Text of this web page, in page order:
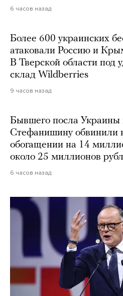
6 часов назад
Более 600 украинских
атаковали Россию и
В Тверской области под
склад Wildberries
9 часов назад
Бывшего посла
Стефанишину обвинили
обогащении на 14
около 25 миллионов
6 часов назад